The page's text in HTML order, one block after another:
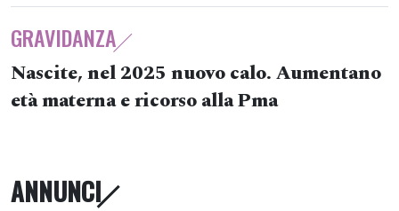
GRAVIDANZA
Nascite, nel 2025 nuovo calo. Aumentano
età materna e ricorso alla Pma
ANNUNCI